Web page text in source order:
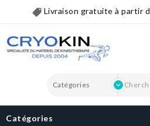
Livraison gratuite à partir
Catégories